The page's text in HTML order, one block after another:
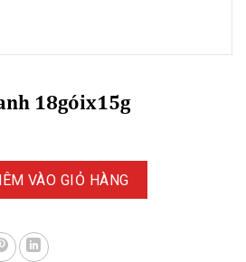
18góix15g
số lượng
VÀO GIỎ HÀNG